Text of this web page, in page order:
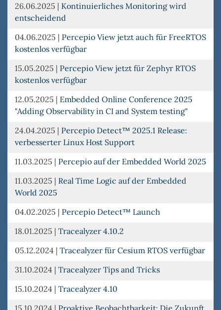
26.06.2025 | Kontinuierliches Monitoring wird
entscheidend
04.06.2025 | Percepio View jetzt auch für FreeRTOS
kostenlos verfügbar
15.05.2025 | Percepio View jetzt für Zephyr RTOS
kostenlos verfügbar
12.05.2025 | Embedded Online Conference 2025
"Adding Observability in CI and System testing"
24.04.2025 | Percepio Detect™ 2025.1 Release:
verbesserter Linux Host Support
11.03.2025 | Percepio auf der Embedded World 2025
11.03.2025 | Real Time Logic auf der Embedded
World 2025
04.02.2025 | Percepio Detect™ Launch
18.01.2025 | Tracealyzer 4.10.2
05.12.2024 | Tracealyzer für Cesium RTOS verfügbar
31.10.2024 | Tracealyzer Tips and Tricks
15.10.2024 | Tracealyzer 4.10
15.10.2024 | Proaktive Beobachtbarkeit: Die Zukunft